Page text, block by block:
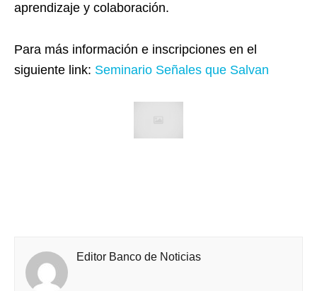
aprendizaje y colaboración.
Para más información e inscripciones en el
siguiente link: Seminario Señales que Salvan
Editor Banco de Noticias